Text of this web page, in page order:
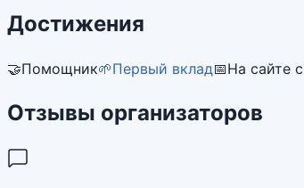
Достижения
🤝Помощник🌱Первый вклад📅На сайте
Отзывы организаторов